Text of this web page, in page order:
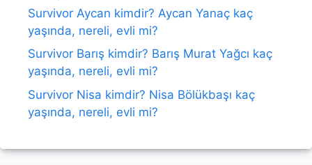
Survivor Aycan kimdir? Aycan Yanaç kaç
yaşında, nereli, evli mi?
Survivor Barış kimdir? Barış Murat Yağcı kaç
yaşında, nereli, evli mi?
Survivor Nisa kimdir? Nisa Bölükbaşı kaç
yaşında, nereli, evli mi?